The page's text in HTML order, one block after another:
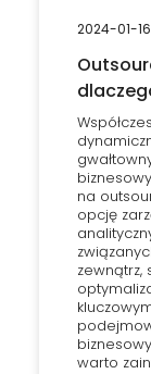
na
opcję
zewnątrz,
warto
2024-01-16